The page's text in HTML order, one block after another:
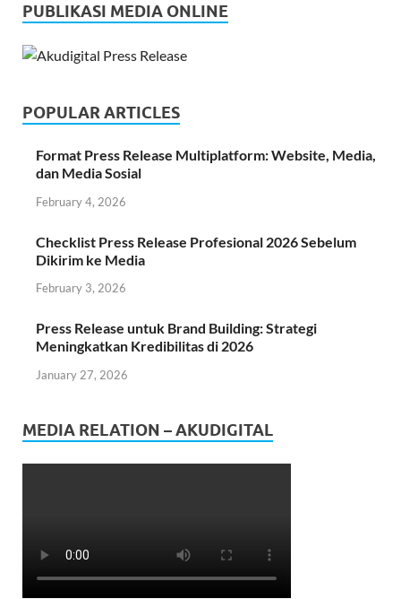
PUBLIKASI MEDIA ONLINE
POPULAR ARTICLES
Format Press Release Multiplatform: Website, Media,
dan Media Sosial
February 4, 2026
Checklist Press Release Profesional 2026 Sebelum
Dikirim ke Media
February 3, 2026
Press Release untuk Brand Building: Strategi
Meningkatkan Kredibilitas di 2026
January 27, 2026
MEDIA RELATION – AKUDIGITAL